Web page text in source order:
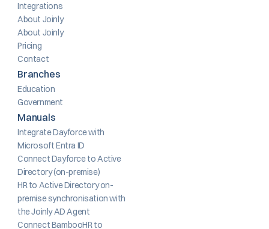
Integrations
About Joinly
About Joinly
Pricing
Contact
Branches
Education
Government
Manuals
Integrate Dayforce with
Microsoft Entra ID
Connect Dayforce to Active
Directory (on-premise)
HR to Active Directory on-
premise synchronisation with
the Joinly AD Agent
Connect BambooHR to